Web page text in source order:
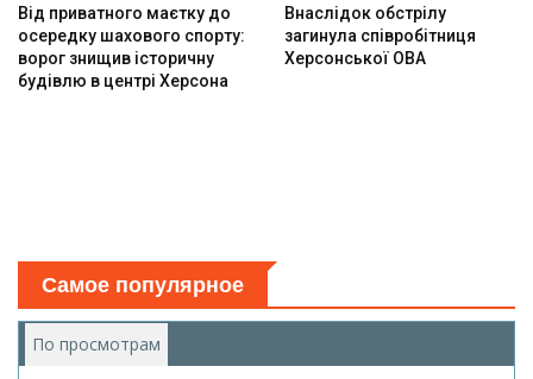
Від приватного маєтку до
осередку шахового спорту:
ворог знищив історичну
будівлю в центрі Херсона
Внаслідок обстрілу
загинула співробітниця
Херсонської ОВА
Самое популярное
По просмотрам